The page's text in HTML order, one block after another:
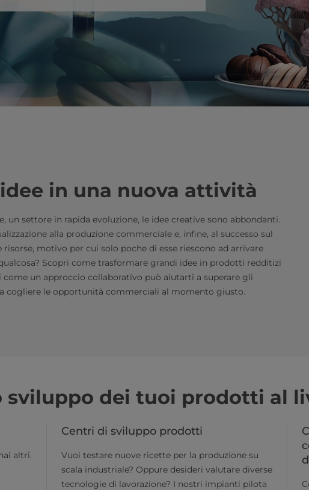
in una nuova attività
un settore in rapida evoluzione, le idee creative sono abbondanti.
alla produzione commerciale e, infine, al successo sul
motivo per cui solo poche di esse riescono ad arrivare
Scopri come trasformare grandi idee in prodotti redditizi
come un approccio collaborativo può aiutarti a superare gli
cogliere le opportunità commerciali al momento giusto.
sviluppo dei tuoi prodotti al
altri.
Centri di sviluppo prodotti
Vuoi testare nuove ricette per la produzione su
scala industriale? Oppure desideri valutare diverse
tecnologie di lavorazione? I nostri impianti pilota